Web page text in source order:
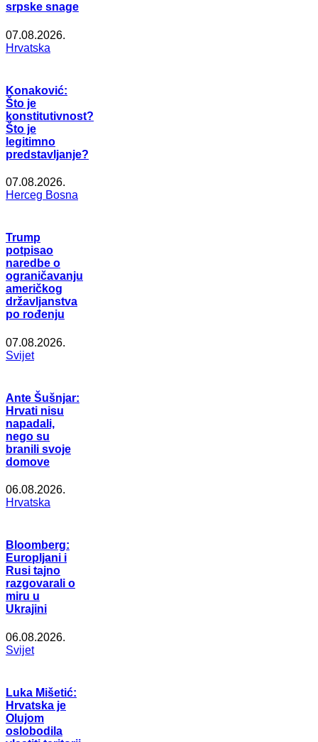
srpske snage
07.08.2026.
Hrvatska
Konaković:
Što je
konstitutivnost?
Što je
legitimno
predstavljanje?
07.08.2026.
Herceg Bosna
Trump
potpisao
naredbe o
ograničavanju
američkog
državljanstva
po rođenju
07.08.2026.
Svijet
Ante Šušnjar:
Hrvati nisu
napadali,
nego su
branili svoje
domove
06.08.2026.
Hrvatska
Bloomberg:
Europljani i
Rusi tajno
razgovarali o
miru u
Ukrajini
06.08.2026.
Svijet
Luka Mišetić:
Hrvatska je
Olujom
oslobodila